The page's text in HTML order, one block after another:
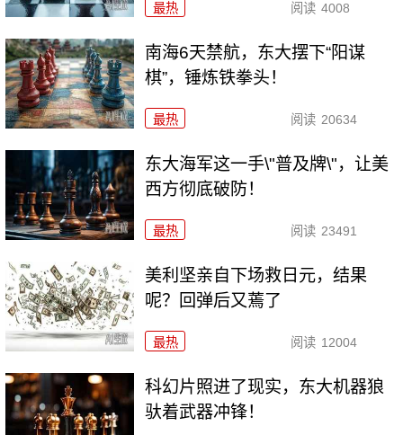
最热 阅读 4008
南海6天禁航，东大摆下“阳谋
棋”，锤炼铁拳头！
最热 阅读 20634
东大海军这一手\"普及牌\"，让美
西方彻底破防！
最热 阅读 23491
美利坚亲自下场救日元，结果
呢？回弹后又蔫了
最热 阅读 12004
科幻片照进了现实，东大机器狼
驮着武器冲锋！